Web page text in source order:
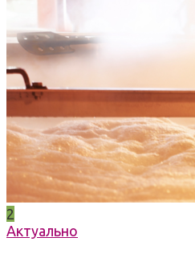
2
Актуально